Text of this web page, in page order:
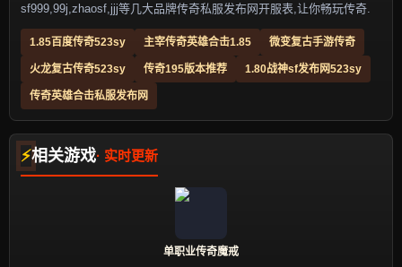
sf999,99j,zhaosf,jjj等几大品牌传奇私服发布网开服表,让你畅玩传奇.
1.85百度传奇523sy 主宰传奇英雄合击1.85 微变复古手游传奇
火龙复古传奇523sy 传奇195版本推荐 1.80战神sf发布网523sy
传奇英雄合击私服发布网
相关游戏
单职业传奇魔戒